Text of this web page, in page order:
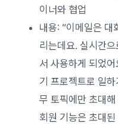
이너와 협업
내용: “이메일은 대
리는데요. 실시간
서 사용하게 되었
기 프로젝트로 일
무 토픽에만 초대
회원 기능은 초대